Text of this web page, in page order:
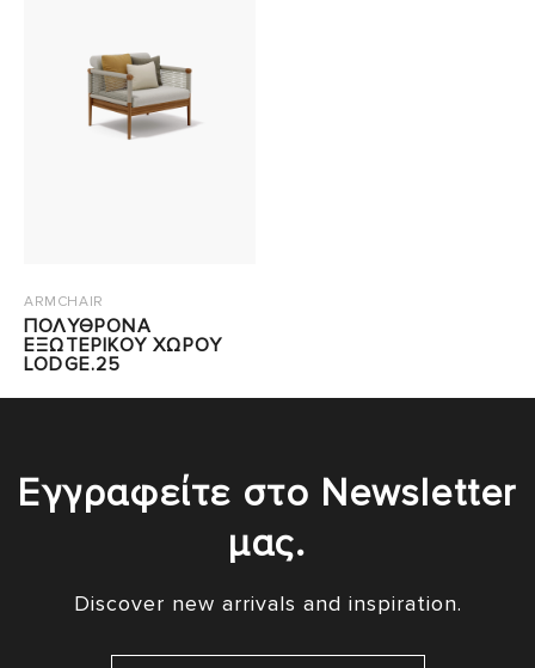
ARMCHAIR
ΠΟΛΥΘΡΟΝΑ
ΕΞΩΤΕΡΙΚΟΥ ΧΩΡΟΥ
LODGE.25
Εγγραφείτε στο Newsletter
μας.
Discover new arrivals and inspiration.